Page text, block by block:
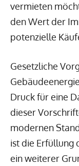
vermieten
den Wert der
potenzielle
Gesetzliche
Druck für eine
dieser
modernen
ist die Erfüllung
ein weiterer